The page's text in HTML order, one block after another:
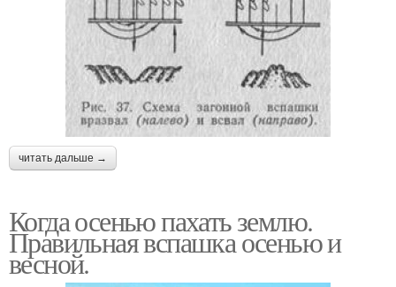
читать дальше →
Когда осенью пахать землю.
Правильная вспашка осенью и
весной.